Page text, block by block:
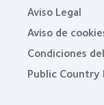
Aviso Legal
Aviso de
Condiciones
Public